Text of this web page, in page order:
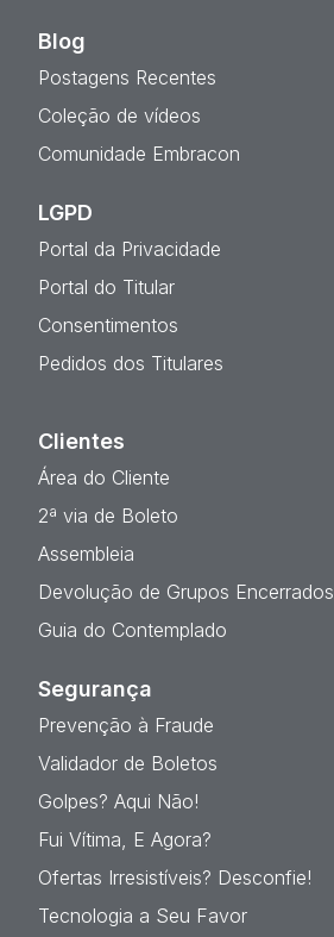
Blog
Postagens Recentes
Coleção de vídeos
Comunidade Embracon
LGPD
Portal da Privacidade
Portal do Titular
Consentimentos
Pedidos dos Titulares
Clientes
Área do Cliente
2ª via de Boleto
Assembleia
Devolução de Grupos Encerrados
Guia do Contemplado
Segurança
Prevenção à Fraude
Validador de Boletos
Golpes? Aqui Não!
Fui Vítima, E Agora?
Ofertas Irresistíveis? Desconfie!
Tecnologia a Seu Favor